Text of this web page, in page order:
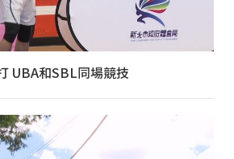
UBA和SBL同場競技